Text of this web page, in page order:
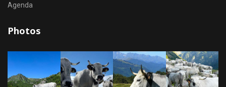
Agenda
Photos